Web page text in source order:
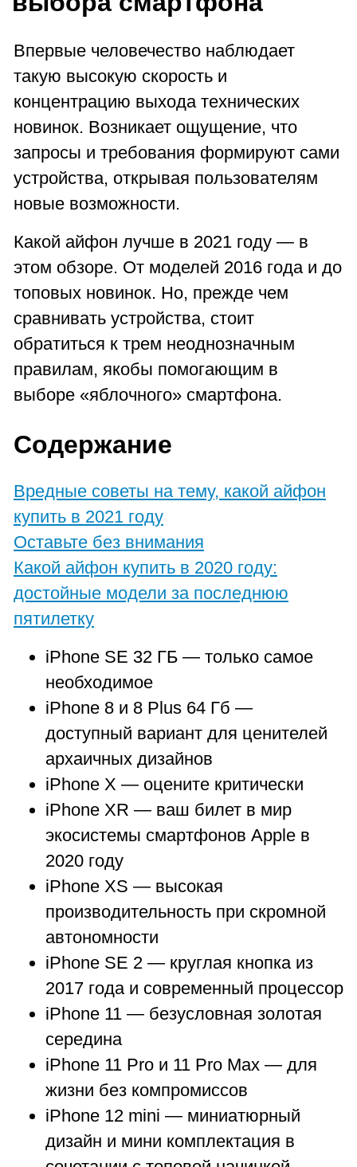
Впервые человечество наблюдает
такую высокую скорость и
концентрацию выхода технических
новинок. Возникает ощущение, что
запросы и требования формируют сами
устройства, открывая пользователям
новые возможности.
Какой айфон лучше в 2021 году — в
этом обзоре. От моделей 2016 года и до
топовых новинок. Но, прежде чем
сравнивать устройства, стоит
обратиться к трем неоднозначным
правилам, якобы помогающим в
выборе «яблочного» смартфона.
Содержание
Вредные советы на тему, какой айфон
купить в 2021 году
Оставьте без внимания
Какой айфон купить в 2020 году:
достойные модели за последнюю
пятилетку
iPhone SE 32 ГБ — только самое
необходимое
iPhone 8 и 8 Plus 64 Гб —
доступный вариант для ценителей
архаичных дизайнов
iPhone X — оцените критически
iPhone XR — ваш билет в мир
экосистемы смартфонов Apple в
2020 году
iPhone XS — высокая
производительность при скромной
автономности
iPhone SE 2 — круглая кнопка из
2017 года и современный процессор
iPhone 11 — безусловная золотая
середина
iPhone 11 Pro и 11 Pro Max — для
жизни без компромиссов
iPhone 12 mini — миниатюрный
дизайн и мини комплектация в